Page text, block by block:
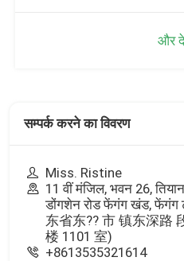
और
सम्पर्क करने का विवरण
Miss. Ristine
11 वीं मंजिल, भवन 26,
डोंगशेन रोड फेंगंग खंड, फेंगंग
东省东?? 市 镇东深路
楼 1101 室)
+8613535321614